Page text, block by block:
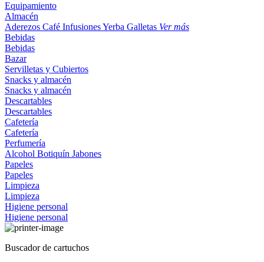
Equipamiento
Almacén
Aderezos Café InfusionesYerba Galletas Ver más
Bebidas
Bebidas
Bazar
Servilletas y Cubiertos
Snacks y almacén
Snacks y almacén
Descartables
Descartables
Cafetería
Cafetería
Perfumería
Alcohol Botiquín Jabones
Papeles
Papeles
Limpieza
Limpieza
Higiene personal
Higiene personal
Buscador de cartuchos